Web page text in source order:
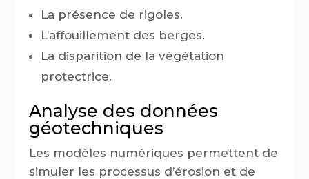
La présence de rigoles.
L’affouillement des berges.
La disparition de la végétation
protectrice.
Analyse des données
géotechniques
Les modèles numériques permettent de
simuler les processus d’érosion et de